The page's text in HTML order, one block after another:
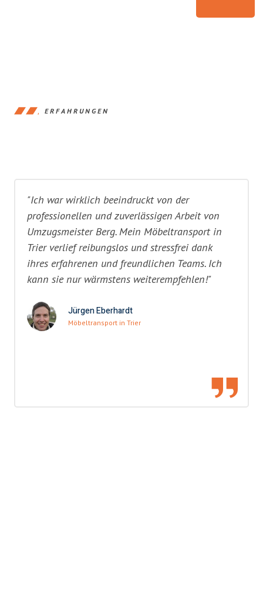
ERFAHRUNGEN
"Ich war wirklich beeindruckt von der
professionellen und zuverlässigen Arbeit von
Umzugsmeister Berg. Mein Möbeltransport in
Trier verlief reibungslos und stressfrei dank
ihres erfahrenen und freundlichen Teams. Ich
kann sie nur wärmstens weiterempfehlen!"
Jürgen Eberhardt
Möbeltransport in Trier